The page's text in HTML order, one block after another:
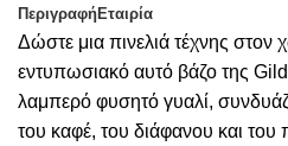
ΠεριγραφήΕταιρία
Δώστε μια πινελιά τέχνης στον
εντυπωσιακό αυτό βάζο της
λαμπερό φυσητό γυαλί,
του καφέ, του διάφανου και